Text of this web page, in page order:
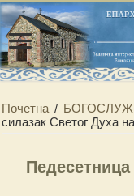
Почетна /
силазак Светог Духа